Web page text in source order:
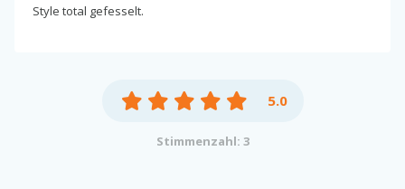
Style total gefesselt.
5.0
Stimmenzahl: 3